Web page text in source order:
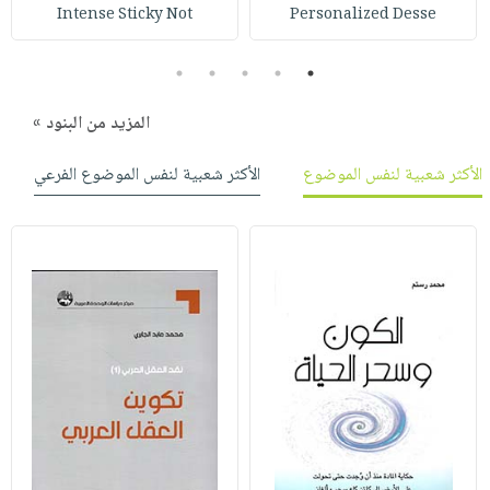
Personalized Desse
Intense Sticky Not
1
2
3
4
5
المزيد من البنود »
الأكثر شعبية لنفس الموضوع
الأكثر شعبية لنفس الموضوع الفرعي